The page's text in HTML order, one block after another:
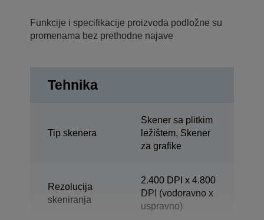
Funkcije i specifikacije proizvoda podložne su
promenama bez prethodne najave
Tehnika
Tip skenera
Skener sa plitkim
ležištem, Skener
za grafike
Rezolucija
skeniranja
2.400 DPI x 4.800
DPI (vodoravno x
uspravno)